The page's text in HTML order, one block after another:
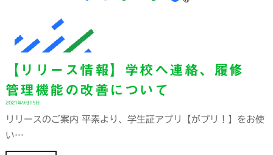
【リリース情報】学校へ連絡、履修
管理機能の改善について
2021年9月15日
リリースのご案内 平素より、学生証アプリ【がプリ！】をお使
い…